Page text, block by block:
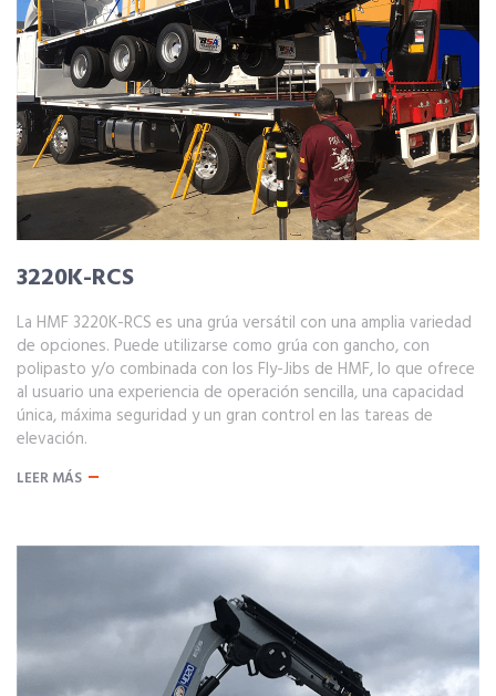
3220K-RCS
La HMF 3220K-RCS es una grúa versátil con una amplia variedad
de opciones. Puede utilizarse como grúa con gancho, con
polipasto y/o combinada con los Fly-Jibs de HMF, lo que ofrece
al usuario una experiencia de operación sencilla, una capacidad
única, máxima seguridad y un gran control en las tareas de
elevación.
LEER MÁS